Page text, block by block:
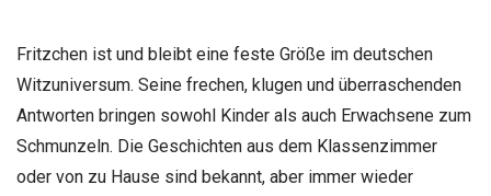
Fritzchen ist und bleibt eine feste Größe im deutschen
Witzuniversum. Seine frechen, klugen und überraschenden
Antworten bringen sowohl Kinder als auch Erwachsene zum
Schmunzeln. Die Geschichten aus dem Klassenzimmer
oder von zu Hause sind bekannt, aber immer wieder